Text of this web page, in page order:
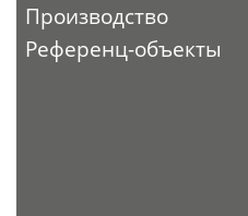
Производство
Референц-объекты